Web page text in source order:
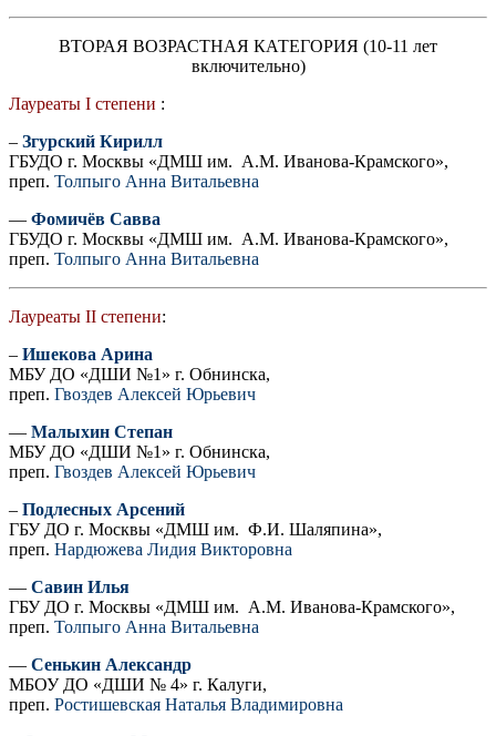
ВТОРАЯ ВОЗРАСТНАЯ КАТЕГОРИЯ (10-11 лет
включительно)
Лауреаты I степени :
– Згурский Кирилл
ГБУДО г. Москвы «ДМШ им. А.М. Иванова-Крамского»,
преп. Толпыго Анна Витальевна
— Фомичёв Савва
ГБУДО г. Москвы «ДМШ им. А.М. Иванова-Крамского»,
преп. Толпыго Анна Витальевна
Лауреаты II степени:
– Ишекова Арина
МБУ ДО «ДШИ №1» г. Обнинска,
преп. Гвоздев Алексей Юрьевич
— Малыхин Степан
МБУ ДО «ДШИ №1» г. Обнинска,
преп. Гвоздев Алексей Юрьевич
– Подлесных Арсений
ГБУ ДО г. Москвы «ДМШ им. Ф.И. Шаляпина»,
преп. Нардюжева Лидия Викторовна
— Савин Илья
ГБУ ДО г. Москвы «ДМШ им. А.М. Иванова-Крамского»,
преп. Толпыго Анна Витальевна
— Сенькин Александр
МБОУ ДО «ДШИ № 4» г. Калуги,
преп. Ростишевская Наталья Владимировна